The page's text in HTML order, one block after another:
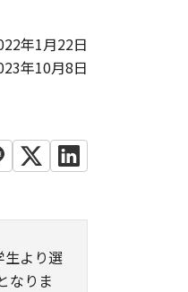
年1月22日
年10月8日
生より選
なりま